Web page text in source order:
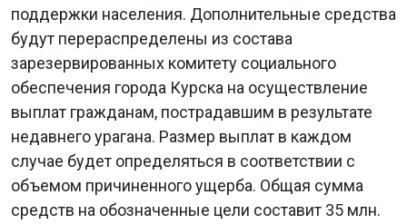
поддержки населения. Дополнительные средства
будут перераспределены из состава
зарезервированных комитету социального
обеспечения города Курска на осуществление
выплат гражданам, пострадавшим в результате
недавнего урагана. Размер выплат в каждом
случае будет определяться в соответствии с
объемом причиненного ущерба. Общая сумма
средств на обозначенные цели составит 35 млн.